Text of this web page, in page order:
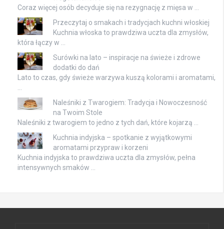
Coraz więcej osób decyduje się na rezygnację z mięsa w …
Przeczytaj o smakach i tradycjach kuchni włoskiej
Kuchnia włoska to prawdziwa uczta dla zmysłów,
która łączy w …
Surówki na lato – inspiracje na świeże i zdrowe
dodatki do dań
Lato to czas, gdy świeże warzywa kuszą kolorami i aromatami,
Naleśniki z Twarogiem: Tradycja i Nowoczesność
na Twoim Stole
Naleśniki z twarogiem to jedno z tych dań, które kojarzą …
Kuchnia indyjska – spotkanie z wyjątkowymi
aromatami przypraw i korzeni
Kuchnia indyjska to prawdziwa uczta dla zmysłów, pełna
intensywnych smaków …